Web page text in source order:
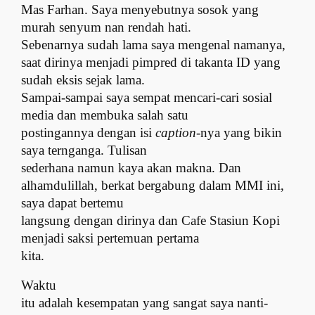
Mas Farhan. Saya menyebutnya sosok yang
murah senyum nan rendah hati.
Sebenarnya sudah lama saya mengenal namanya,
saat dirinya menjadipimpred di takantaIDyang
sudah eksis sejak lama.
Sampai-sampai saya sempat mencari-cari sosial
media dan membuka salah satu
postingannya dengan isicaption-nya yang bikin
saya ternganga. Tulisan
sederhana namun kaya akan makna. Dan
alhamdulillah, berkat bergabung dalamMMI ini,
saya dapat bertemu
langsung dengan dirinya dan Cafe Stasiun Kopi
menjadi saksi pertemuan pertama
kita.
Waktu
itu adalah kesempatan yang sangat saya nanti-